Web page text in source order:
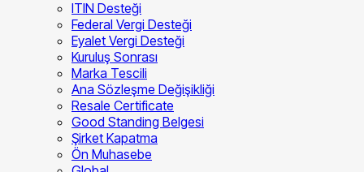
ITIN Desteği
Federal Vergi Desteği
Eyalet Vergi Desteği
Kuruluş Sonrası
Marka Tescili
Ana Sözleşme Değişikliği
Resale Certificate
Good Standing Belgesi
Şirket Kapatma
Ön Muhasebe